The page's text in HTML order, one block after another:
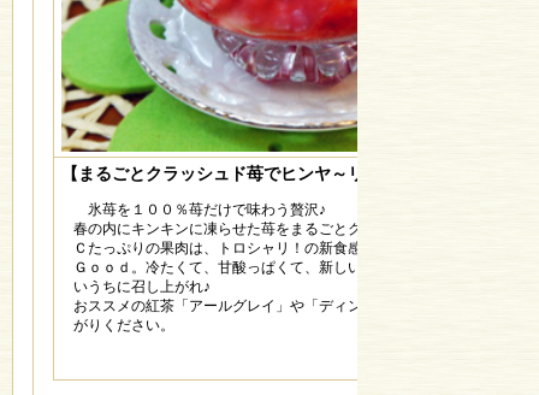
【まるごとクラッシュド苺でヒンヤ～リ♪】
氷苺を１００％苺だけで味わう贅沢♪
春の内にキンキンに凍らせた苺をまるごとクラッシュしました。ビタミ
Ｃたっぷりの果肉は、トロシャリ！の新食感。お好みで、練乳をかけて
Ｇｏｏｄ。冷たくて、甘酸っぱくて、新しい夏のスウィーツです。融け
いうちに召し上がれ♪
おススメの紅茶「アールグレイ」や「ディンブラ」で、爽やかにお召し
がりください。